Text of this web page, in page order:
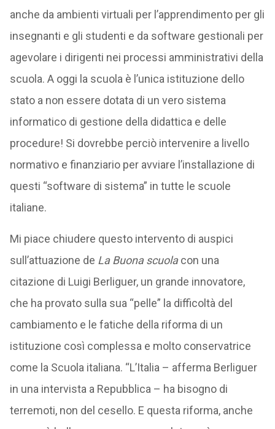
anche da ambienti virtuali per l’apprendimento per gli
insegnanti e gli studenti e da software gestionali per
agevolare i dirigenti nei processi amministrativi della
scuola. A oggi la scuola è l’unica istituzione dello
stato a non essere dotata di un vero sistema
informatico di gestione della didattica e delle
procedure! Si dovrebbe perciò intervenire a livello
normativo e finanziario per avviare l’installazione di
questi “software di sistema” in tutte le scuole
italiane.
Mi piace chiudere questo intervento di auspici
sull’attuazione de La Buona scuolacon una
citazione di Luigi Berliguer, un grande innovatore,
che ha provato sulla sua “pelle” la difficoltà del
cambiamento e le fatiche della riforma di un
istituzione così complessa e molto conservatrice
come la Scuola italiana. “L’Italia – afferma Berliguer
in una intervista a Repubblica – ha bisogno di
terremoti, non del cesello. E questa riforma, anche